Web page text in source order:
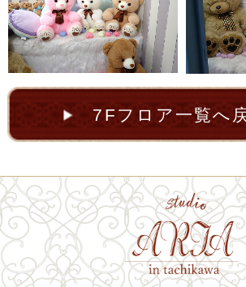
7Fフロア一覧へ